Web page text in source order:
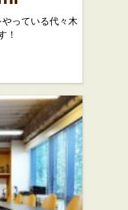
っている代々木
！